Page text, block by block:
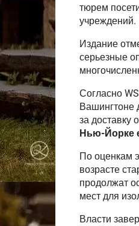
тюрем
учреждений.
Издание
серьезные
Согласно
Вашингтоне
за доставку
Нью-Йорке
По оценкам
возрасте
продолжат
мест для
Власти